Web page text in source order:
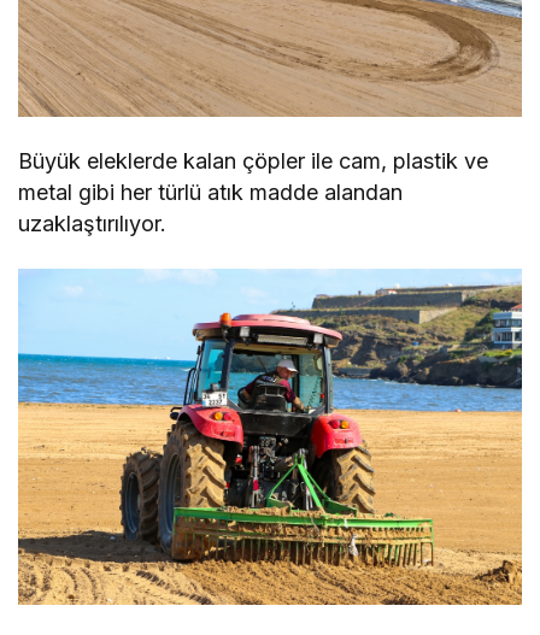
Büyük eleklerde kalan çöpler ile cam, plastik ve
metal gibi her türlü atık madde alandan
uzaklaştırılıyor.